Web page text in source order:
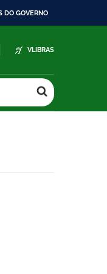
DO GOVERNO
VLIBRAS